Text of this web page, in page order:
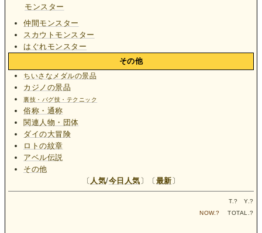
モンスター
仲間モンスター
スカウトモンスター
はぐれモンスター
その他
ちいさなメダルの景品
カジノの景品
裏技・バグ技・テクニック
俗称・通称
関連人物・団体
ダイの大冒険
ロトの紋章
アベル伝説
その他
〔 人気/今日人気 〕〔 最新 〕
T.? Y.?
NOW.? TOTAL.?